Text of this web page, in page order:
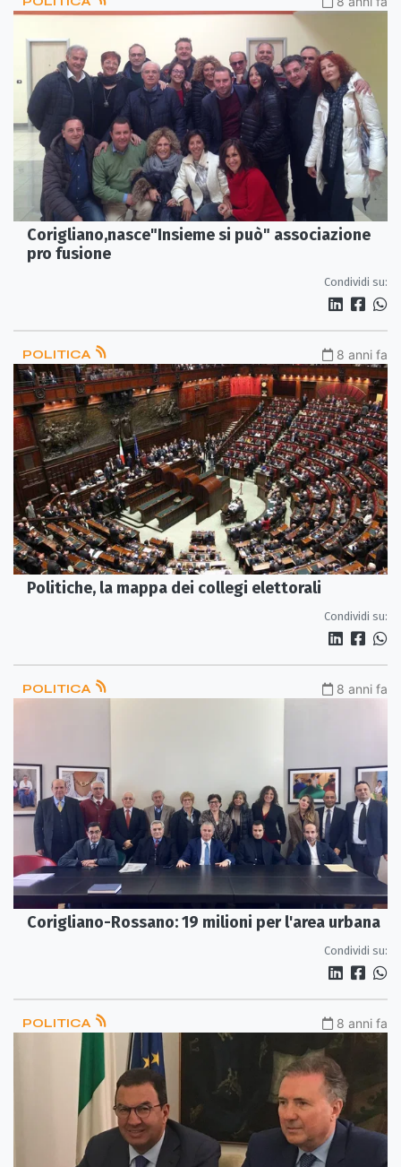
Corigliano,nasce"Insieme si può" associazione
pro fusione
Condividi su:
POLITICA 8 anni fa
Politiche, la mappa dei collegi elettorali
Condividi su:
POLITICA 8 anni fa
Corigliano-Rossano: 19 milioni per l'area urbana
Condividi su:
POLITICA 8 anni fa